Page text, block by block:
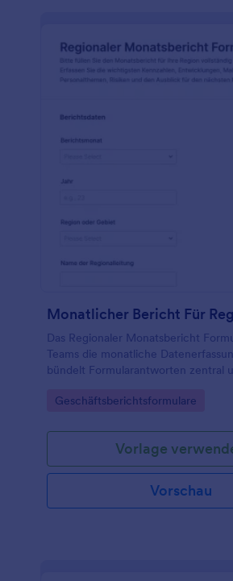
Das Regionaler Monatsbericht
Teams die monatliche
bündelt Formularantworten zentral
Abstimmung zwischen Region und
Go to Category:
Geschäftsberichtsformulare
Vorlage
Vorschau